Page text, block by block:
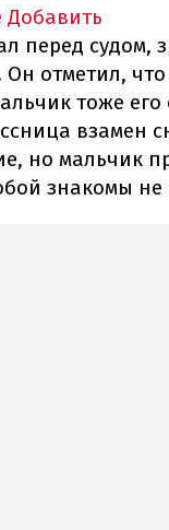
Добавить
перед судом,
отметил, что
тоже
взамен
но мальчик
знакомы